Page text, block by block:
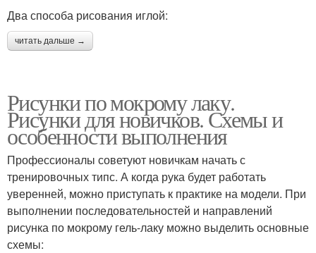
Два способа рисования иглой:
читать дальше →
Рисунки по мокрому лаку.
Рисунки для новичков. Схемы и
особенности выполнения
Профессионалы советуют новичкам начать с
тренировочных типс. А когда рука будет работать
уверенней, можно приступать к практике на модели. При
выполнении последовательностей и направлений
рисунка по мокрому гель-лаку можно выделить основные
схемы: